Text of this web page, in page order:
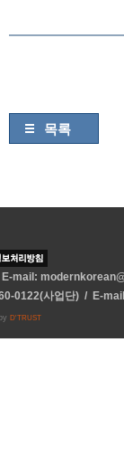
목록
mail:
0122(사업단) / E-
D'TRUST